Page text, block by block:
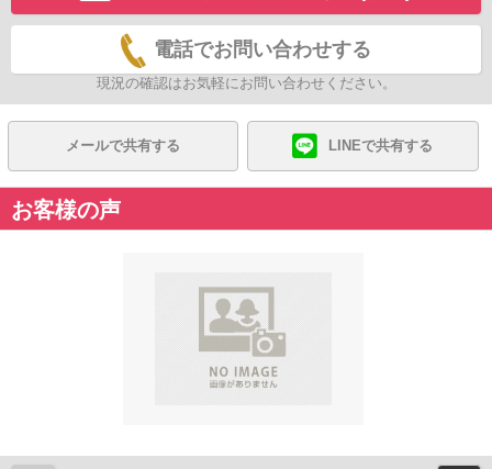
電話でお問い合わせする
現況の確認はお気軽にお問い合わせください。
メールで共有する LINEで共有する
お客様の声